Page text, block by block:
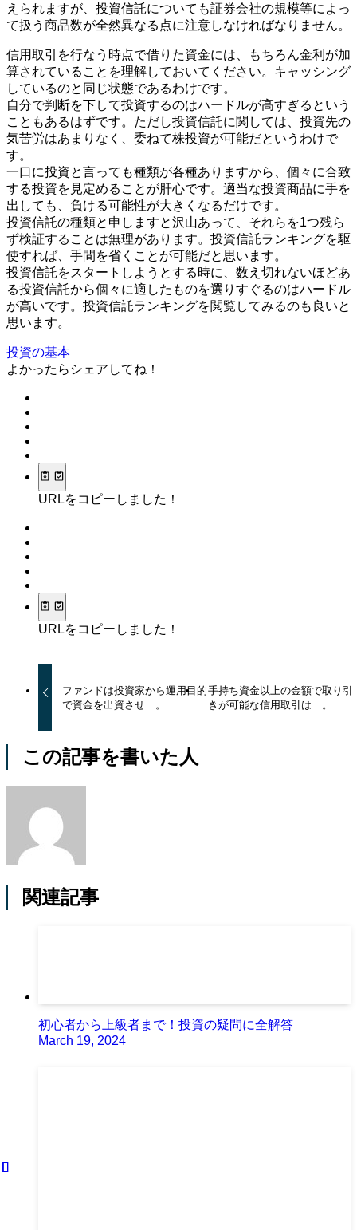
えられますが、投資信託についても証券会社の規模等によっ
て扱う商品数が全然異なる点に注意しなければなりません。
信用取引を行なう時点で借りた資金には、もちろん金利が加
算されていることを理解しておいてください。キャッシング
しているのと同じ状態であるわけです。
自分で判断を下して投資するのはハードルが高すぎるという
こともあるはずです。ただし投資信託に関しては、投資先の
気苦労はあまりなく、委ねて株投資が可能だというわけで
す。
一口に投資と言っても種類が各種ありますから、個々に合致
する投資を見定めることが肝心です。適当な投資商品に手を
出しても、負ける可能性が大きくなるだけです。
投資信託の種類と申しますと沢山あって、それらを1つ残ら
ず検証することは無理があります。投資信託ランキングを駆
使すれば、手間を省くことが可能だと思います。
投資信託をスタートしようとする時に、数え切れないほどあ
る投資信託から個々に適したものを選りすぐるのはハードル
が高いです。投資信託ランキングを閲覧してみるのも良いと
思います。
投資の基本
よかったらシェアしてね！
URLをコピーしました！
URLをコピーしました！
ファンドは投資家から運用目的
で資金を出資させ…。
手持ち資金以上の金額で取り引
きが可能な信用取引は…。
この記事を書いた人
関連記事
初心者から上級者まで！投資の疑問に全解答
March 19, 2024